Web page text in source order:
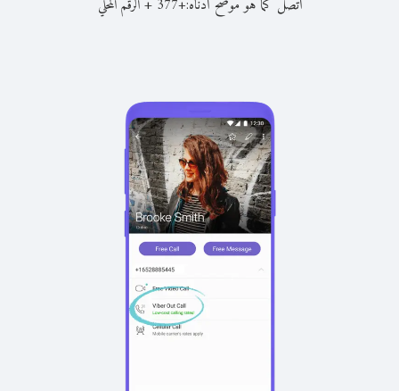
اتصل كما هو موضح أدناه:+
377
+الرقم المحلي